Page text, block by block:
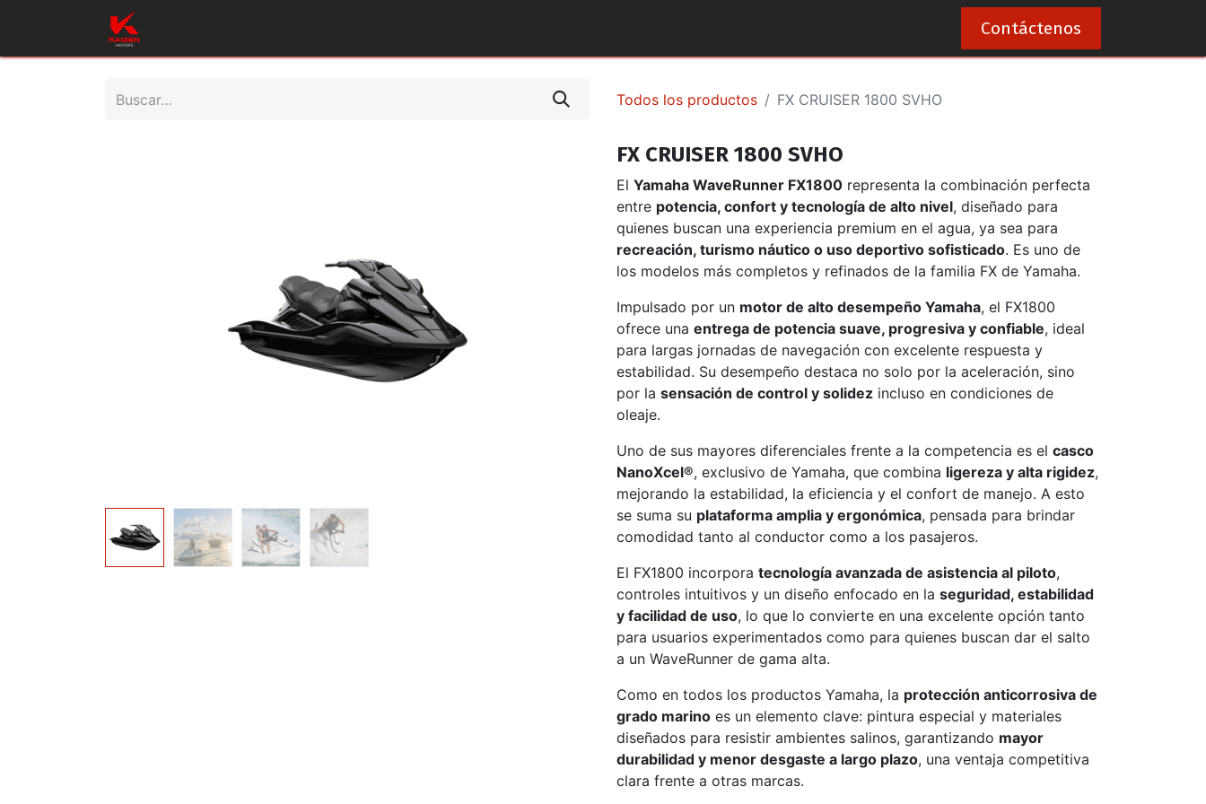
Contáctenos
Todos los productos FX CRUISER 1800 SVHO
FX CRUISER 1800 SVHO
El Yamaha WaveRunner FX1800 representa la combinación perfecta
entre potencia, confort y tecnología de alto nivel, diseñado para
quienes buscan una experiencia premium en el agua, ya sea para
recreación, turismo náutico o uso deportivo sofisticado. Es uno de
los modelos más completos y refinados de la familia FX de Yamaha.
Impulsado por un motor de alto desempeño Yamaha, el FX1800
ofrece una entrega de potencia suave, progresiva y confiable, ideal
para largas jornadas de navegación con excelente respuesta y
estabilidad. Su desempeño destaca no solo por la aceleración, sino
por la sensación de control y solidez incluso en condiciones de
oleaje.
Uno de sus mayores diferenciales frente a la competencia es el casco
NanoXcel®, exclusivo de Yamaha, que combina ligereza y alta rigidez,
mejorando la estabilidad, la eficiencia y el confort de manejo. A esto
se suma su plataforma amplia y ergonómica, pensada para brindar
comodidad tanto al conductor como a los pasajeros.
El FX1800 incorpora tecnología avanzada de asistencia al piloto,
controles intuitivos y un diseño enfocado en la seguridad, estabilidad
y facilidad de uso, lo que lo convierte en una excelente opción tanto
para usuarios experimentados como para quienes buscan dar el salto
a un WaveRunner de gama alta.
Como en todos los productos Yamaha, la protección anticorrosiva de
grado marino es un elemento clave: pintura especial y materiales
diseñados para resistir ambientes salinos, garantizando mayor
durabilidad y menor desgaste a largo plazo, una ventaja competitiva
clara frente a otras marcas.